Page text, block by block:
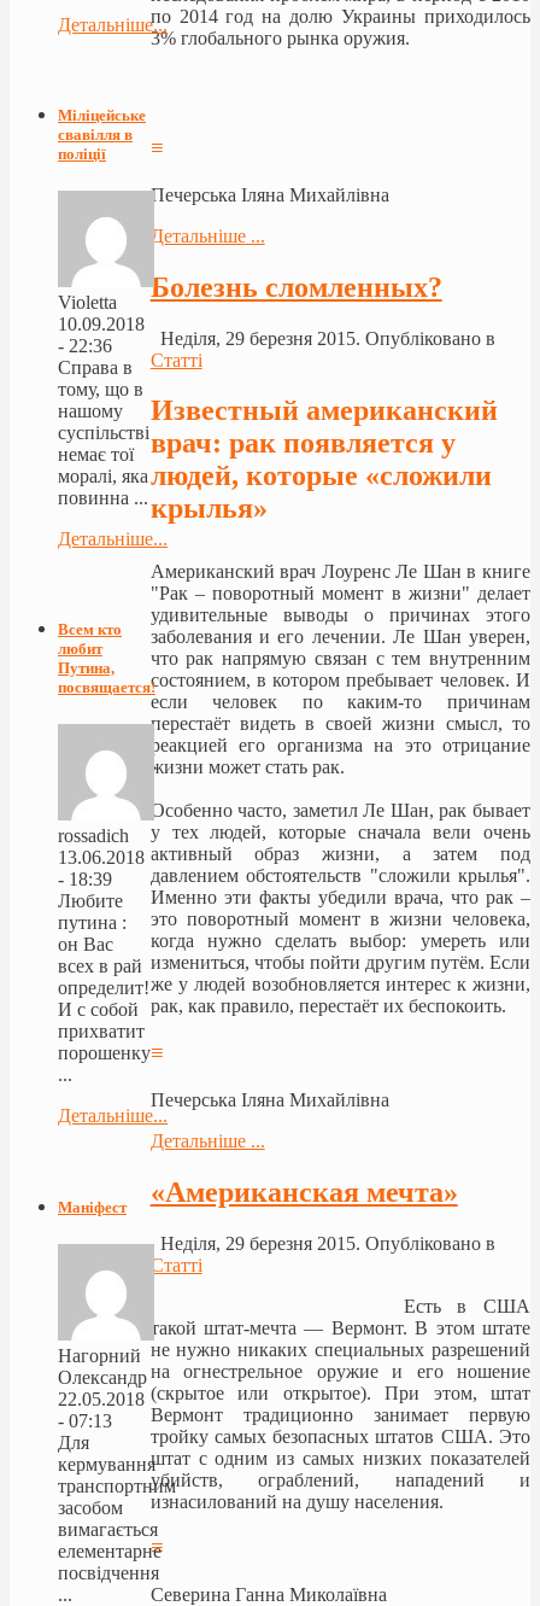
по 2014 год на долю Украины приходилось
3% глобального рынка оружия.
≡
Печерська Іляна Михайлівна
Детальніше ...
Болезнь сломленных?
Неділя, 29 березня 2015. Опубліковано в
Статті
Известный американский
врач: рак появляется у
людей, которые «сложили
крылья»
Американский врач Лоуренс Ле Шан в книге
"Рак – поворотный момент в жизни" делает
удивительные выводы о причинах этого
заболевания и его лечении. Ле Шан уверен,
что рак напрямую связан с тем внутренним
состоянием, в котором пребывает человек. И
если человек по каким-то причинам
перестаёт видеть в своей жизни смысл, то
реакцией его организма на это отрицание
жизни может стать рак.
Особенно часто, заметил Ле Шан, рак бывает
у тех людей, которые сначала вели очень
активный образ жизни, а затем под
давлением обстоятельств "сложили крылья".
Именно эти факты убедили врача, что рак –
это поворотный момент в жизни человека,
когда нужно сделать выбор: умереть или
измениться, чтобы пойти другим путём. Если
же у людей возобновляется интерес к жизни,
рак, как правило, перестаёт их беспокоить.
≡
Печерська Іляна Михайлівна
Детальніше ...
«Американская мечта»
Неділя, 29 березня 2015. Опубліковано в
Статті
Есть в США
такой штат-мечта — Вермонт. В этом штате
не нужно никаких специальных разрешений
на огнестрельное оружие и его ношение
(скрытое или открытое). При этом, штат
Вермонт традиционно занимает первую
тройку самых безопасных штатов США. Это
штат с одним из самых низких показателей
убийств, ограблений, нападений и
изнасилований на душу населения.
≡
Северина Ганна Миколаївна
Детальніше...
Міліцейське
свавілля в
поліції
Violetta
10.09.2018
- 22:36
Справа в
тому, що в
нашому
суспільстві
немає тої
моралі, яка
повинна ...
Детальніше...
Всем кто
любит
Путина,
посвящается!
rossadich
13.06.2018
- 18:39
Любите
путина :
он Вас
всех в рай
определит!
И с собой
прихватит
порошенку
...
Детальніше...
Маніфест
Нагорний
Олександр
22.05.2018
- 07:13
Для
кермування
транспортним
засобом
вимагається
елементарне
посвідчення
...